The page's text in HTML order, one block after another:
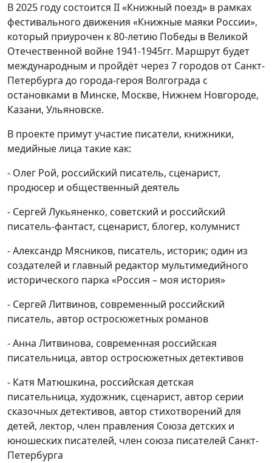
В 2025 году состоится II «Книжный поезд» в рамках
фестивального движения «Книжные маяки России»,
который приурочен к 80-летию Победы в Великой
Отечественной войне 1941-1945гг. Маршрут будет
международным и пройдёт через 7 городов от Санкт-
Петербурга до города-героя Волгограда с
остановками в Минске, Москве, Нижнем Новгороде,
Казани, Ульяновске.
В проекте примут участие писатели, книжники,
медийные лица такие как:
- Олег Рой, российский писатель, сценарист,
продюсер и общественный деятель
- Сергей Лукьяненко, советский и российский
писатель-фантаст, сценарист, блогер, колумнист
- Александр Мясников, писатель, историк; один из
создателей и главный редактор мультимедийного
исторического парка «Россия – моя история»
- Сергей Литвинов, современный российский
писатель, автор остросюжетных романов
- Анна Литвинова, современная российская
писательница, автор остросюжетных детективов
- Катя Матюшкина, российская детская
писательница, художник, сценарист, автор серии
сказочных детективов, автор стихотворений для
детей, лектор, член правления Союза детских и
юношеских писателей, член союза писателей Санкт-
Петербурга